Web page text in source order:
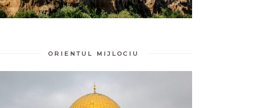
ORIENTUL MIJLOCIU